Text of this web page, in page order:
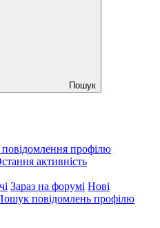
Пошук
повідомлення профілю
активність
Зараз на форумі Нові
повідомлень профілю